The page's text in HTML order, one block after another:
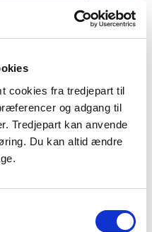
cookies fra tredjepart til
og adgang til
Tredjepart kan anvende
Du kan altid ændre
og
sårbarheder
i 2020, 2070 og
års hændelse.